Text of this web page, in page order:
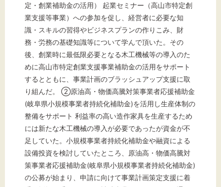
定・創業補助金の活用） 起業セミナー（高山市特定創
業支援等事業）への参加を促し、経営者に必要な知
識・スキルの習得やビジネスプランの作りこみ、財
務・労務の基礎知識等について学んで頂いた。その
後、創業時に最低限必要となる木工機械等の導入のた
めに高山市特定創業支援事業補助金の活用をサポート
するとともに、事業計画のブラッシュアップ支援に取
り組んだ。 ②原油高・物価高騰対策事業者応援補助金
(岐阜県小規模事業者持続化補助金)を活用し生産体制の
整備をサポート 利益率の高い造作家具を生産するため
には新たな木工機械の導入が必要であったが資金が不
足していた。小規模事業者持続化補助金や融資による
設備投資を検討していたところ、原油高・物価高騰対
策事業者応援補助金(岐阜県小規模事業者持続化補助金)
の公募が始まり、申請に向けて事業計画策定支援に着